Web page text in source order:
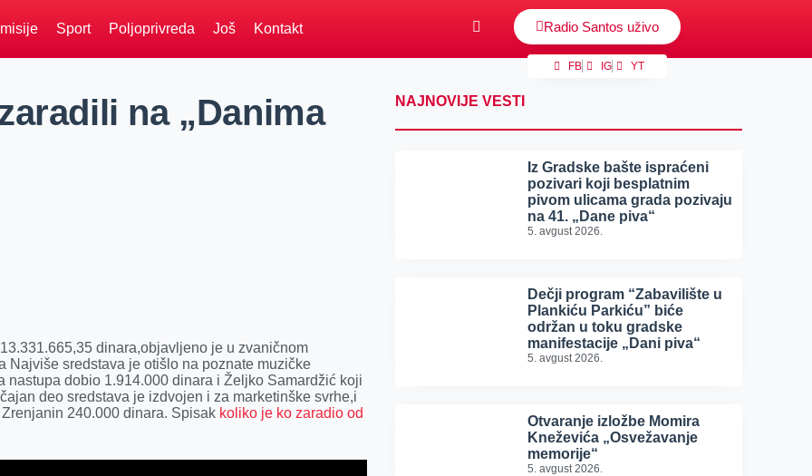
Sport Poljoprivreda Još Kontakt Radio Santos uživo
FB IG YT
na „Danima
dinara,objavljeno je u zvaničnom
Najviše sredstava je otišlo na poznate muzičke
nastupa dobio 1.914.000 dinara i Željko Samardžić koji
deo sredstava je izdvojen i za marketinške svrhe,i
240.000 dinara. Spisak koliko je ko zaradio od
NAJNOVIJE VESTI
Iz Gradske bašte ispraćeni
pozivari koji besplatnim
pivom ulicama grada pozivaju
na 41. „Dane piva“
5. avgust 2026.
Dečji program “Zabavilište u
Plankiću Parkiću” biće
održan u toku gradske
manifestacije „Dani piva“
5. avgust 2026.
Otvaranje izložbe Momira
Kneževića „Osvežavanje
memorije“
5. avgust 2026.